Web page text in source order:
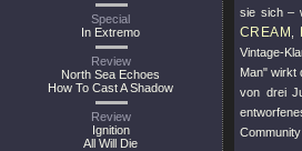
Special
In Extremo
Review
North Sea Echoes
How To Cast A Shadow
Review
Ignition
All Will Die
sie sich –
CREAM
Vintage-
Man" wirkt
von drei
Community